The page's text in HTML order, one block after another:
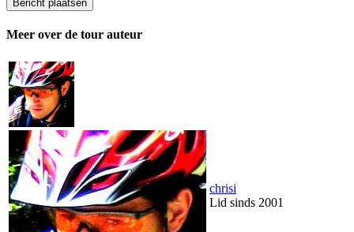
Meer over de tour auteur
chrisi
Lid sinds 2001